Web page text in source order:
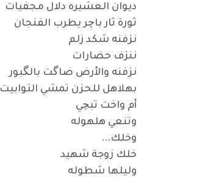
ديوان العشيره دلال مجفيات
ثورة ثار باچر يطرب الفنجان
نزفنه شكد زلم
ننزف حضارات
نزفنه والأرض ضاگت بالگبور
بهلاهل للحزن تمشي التوابيت
أم واخت تبچي
وتنعي هلهوله
وخلك...
خلك زوجة شهيد
وليلها شطوله